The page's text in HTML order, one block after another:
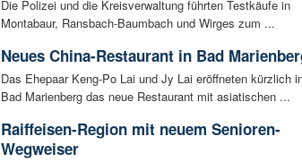
Die Polizei und die Kreisverwaltung führten Testkäufe in
Montabaur, Ransbach-Baumbach und Wirges zum ...
Neues China-Restaurant in Bad
Das Ehepaar Keng-Po Lai und Jy Lai eröffneten kürzlich
Bad Marienberg das neue Restaurant mit asiatischen ...
Raiffeisen-Region mit neuem Senioren-
Wegweiser